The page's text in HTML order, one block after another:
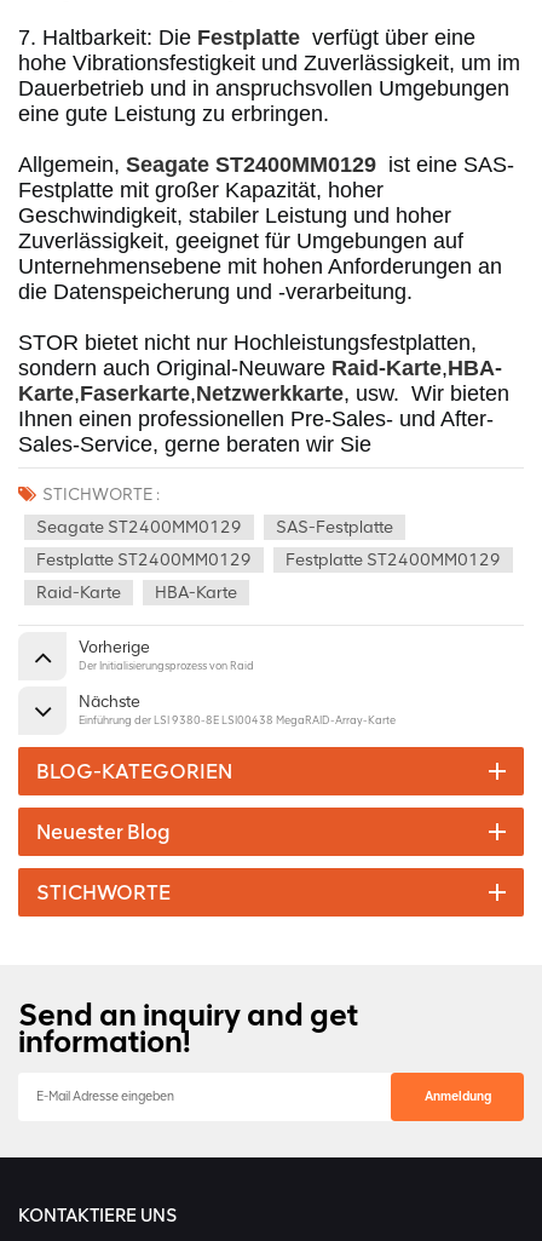
7. Haltbarkeit: Die Festplatte
  verfügt über eine
hohe Vibrationsfestigkeit und Zuverlässigkeit, um im
Dauerbetrieb und in anspruchsvollen Umgebungen
eine gute Leistung zu erbringen.
Allgemein, Seagate ST2400MM0129
  ist eine SAS-
Festplatte mit großer Kapazität, hoher
Geschwindigkeit, stabiler Leistung und hoher
Zuverlässigkeit, geeignet für Umgebungen auf
Unternehmensebene mit hohen Anforderungen an
die Datenspeicherung und -verarbeitung.
STOR bietet nicht nur Hochleistungsfestplatten,
sondern auch Original-Neuware Raid-Karte,HBA-
Karte,Faserkarte,Netzwerkkarte, usw.
  Wir bieten
Ihnen einen professionellen Pre-Sales- und After-
Sales-Service, gerne beraten wir Sie
STICHWORTE :
Seagate ST2400MM0129
SAS-Festplatte
Festplatte ST2400MM0129
Festplatte ST2400MM0129
Raid-Karte
HBA-Karte
Vorherige
Der Initialisierungsprozess von Raid
Nächste
Einführung der LSI 9380-8E LSI00438 MegaRAID-Array-Karte
BLOG-KATEGORIEN
Neuester Blog
STICHWORTE
Send an inquiry and get
information!
KONTAKTIERE UNS